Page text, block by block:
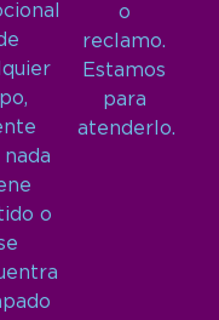
nada
o
o
reclamo.
Estamos
para
atenderlo.